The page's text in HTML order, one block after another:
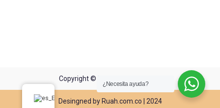
Copyright © MadrePerla Realtors
Desingned by Ruah.com.co | 2024
¿Necesita ayuda?